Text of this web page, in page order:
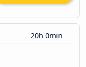
20h 0min